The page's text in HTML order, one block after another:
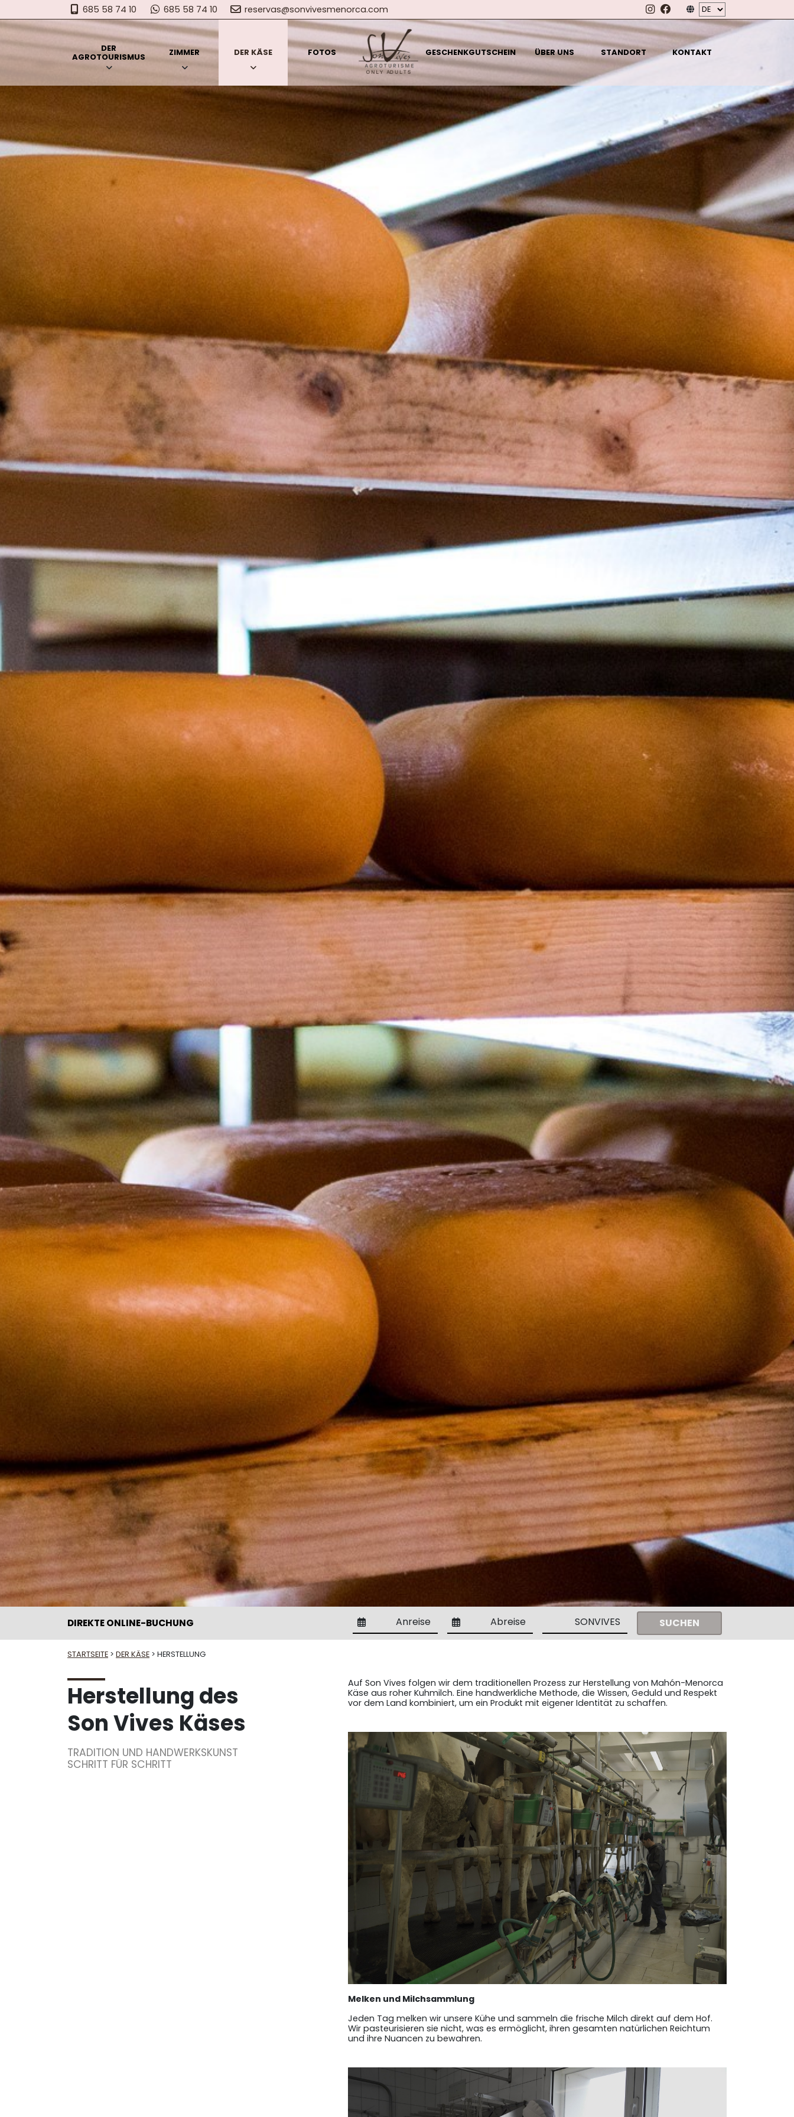
685 58 74 10 685 58 74 10 reservas@sonvivesmenorca.com
DER
AGROTOURISMUS ZIMMER DER KÄSE FOTOS GESCHENKGUTSCHEIN ÜBER UNS STANDORT KONTAKT
DIREKTE ONLINE-BUCHUNG Anreise Abreise SUCHEN
STARTSEITE > DER KÄSE > HERSTELLUNG
Herstellung des
Son Vives Käses
TRADITION UND HANDWERKSKUNST
SCHRITT FÜR SCHRITT
Auf Son Vives folgen wir dem traditionellen Prozess zur Herstellung von Mahón-Menorca
Käse aus roher Kuhmilch. Eine handwerkliche Methode, die Wissen, Geduld und Respekt
vor dem Land kombiniert, um ein Produkt mit eigener Identität zu schaffen.
Melken und Milchsammlung
Jeden Tag melken wir unsere Kühe und sammeln die frische Milch direkt auf dem Hof.
Wir pasteurisieren sie nicht, was es ermöglicht, ihren gesamten natürlichen Reichtum
und ihre Nuancen zu bewahren.